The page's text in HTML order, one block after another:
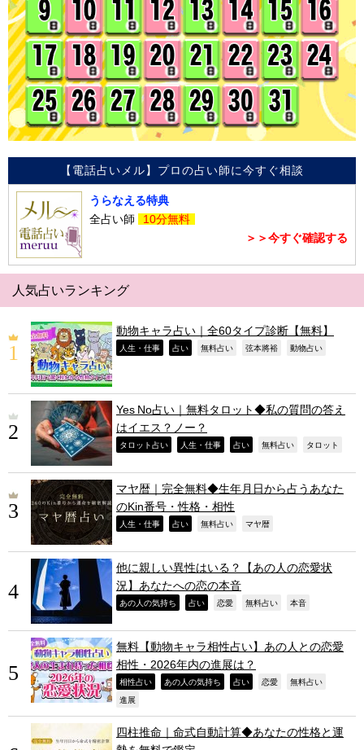
【電話占いメル】プロの占い師に今すぐ相談
うらなえる特典
全占い師
10分無料
＞＞今すぐ確認する
人気占いランキング
動物キャラ占い｜全60タイプ診断【無料】
人生・仕事 占い 無料占い 弦本將裕 動物占い
Yes No占い｜無料タロット◆私の質問の答え
はイエス？ノー？
タロット占い 人生・仕事 占い 無料占い タロット
マヤ暦｜完全無料◆生年月日から占うあなた
のKin番号・性格・相性
人生・仕事 占い 無料占い マヤ暦
他に親しい異性はいる？【あの人の恋愛状
況】あなたへの恋の本音
あの人の気持ち 占い 恋愛 無料占い 本音
無料【動物キャラ相性占い】あの人との恋愛
相性・2026年内の進展は？
相性占い あの人の気持ち 占い 恋愛 無料占い
進展
四柱推命｜命式自動計算◆あなたの性格と運